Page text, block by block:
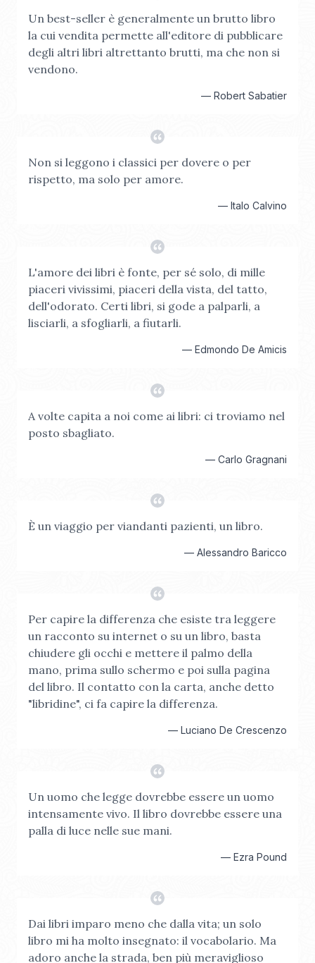
Un best-seller è generalmente un brutto libro
la cui vendita permette all'editore di pubblicare
degli altri libri altrettanto brutti, ma che non si
vendono.
— Robert Sabatier
Non si leggono i classici per dovere o per
rispetto, ma solo per amore.
— Italo Calvino
L'amore dei libri è fonte, per sé solo, di mille
piaceri vivissimi, piaceri della vista, del tatto,
dell'odorato. Certi libri, si gode a palparli, a
lisciarli, a sfogliarli, a fiutarli.
— Edmondo De Amicis
A volte capita a noi come ai libri: ci troviamo nel
posto sbagliato.
— Carlo Gragnani
È un viaggio per viandanti pazienti, un libro.
— Alessandro Baricco
Per capire la differenza che esiste tra leggere
un racconto su internet o su un libro, basta
chiudere gli occhi e mettere il palmo della
mano, prima sullo schermo e poi sulla pagina
del libro. Il contatto con la carta, anche detto
"libridine", ci fa capire la differenza.
— Luciano De Crescenzo
Un uomo che legge dovrebbe essere un uomo
intensamente vivo. Il libro dovrebbe essere una
palla di luce nelle sue mani.
— Ezra Pound
Dai libri imparo meno che dalla vita; un solo
libro mi ha molto insegnato: il vocabolario. Ma
adoro anche la strada, ben più meraviglioso